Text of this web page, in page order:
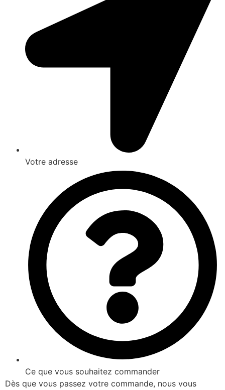
Votre adresse
Ce que vous souhaitez commander
Dès que vous passez votre commande, nous vous